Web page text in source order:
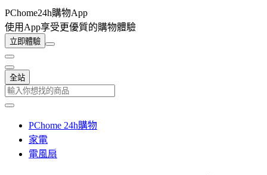
PChome24h購物App
使用App享受更優質的購物體驗
立即體驗
全站
PChome 24h購物
家電
電風扇